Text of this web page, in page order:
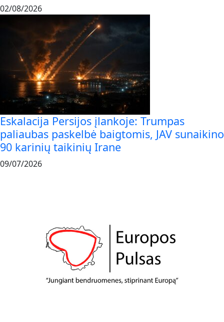
02/08/2026
Eskalacija Persijos įlankoje: Trumpas
paliaubas paskelbė baigtomis, JAV sunaikino
90 karinių taikinių Irane
09/07/2026